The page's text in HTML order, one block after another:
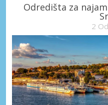
Odredišta za
2